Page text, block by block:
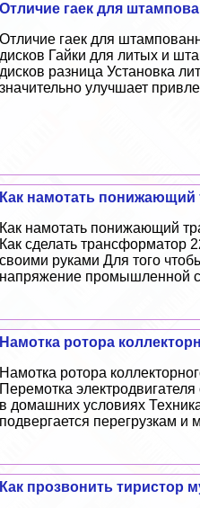
Отличие гаек для
Отличие гаек для
дисков Гайки для литых и
дисков разница Установка
значительно улучшает
Как намотать понижающий
Как намотать понижающий
Как сделать трaнcформатор
своими руками Для того
напряжение промышленной
Намотка ротора
Намотка ротора
Перемотка
в домашних условиях
подвергается перегрузкам и
Как прозвонить тиристор